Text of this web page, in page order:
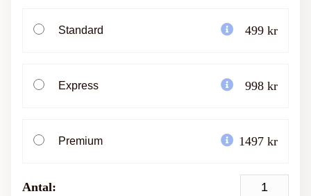
Standard 499 kr
Express 998 kr
Premium 1497 kr
Antal: